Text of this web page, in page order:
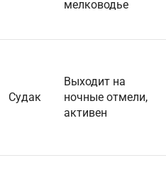
мелководье
Судак
Выходит на
ночные отмели,
активен